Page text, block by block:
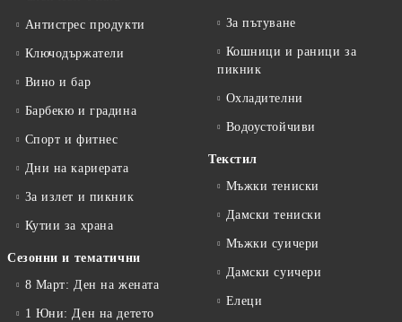
Антистрес продукти
Ключодържатели
Вино и бар
Барбекю и градина
Спорт и фитнес
Дни на кариерата
За излет и пикник
Кутии за храна
Сезонни и тематични
8 Март: Ден на жената
1 Юни: Ден на детето
За пътуване
Кошници и раници за
пикник
Охладителни
Водоустойчиви
Текстил
Мъжки тениски
Дамски тениски
Мъжки суичери
Дамски суичери
Елеци